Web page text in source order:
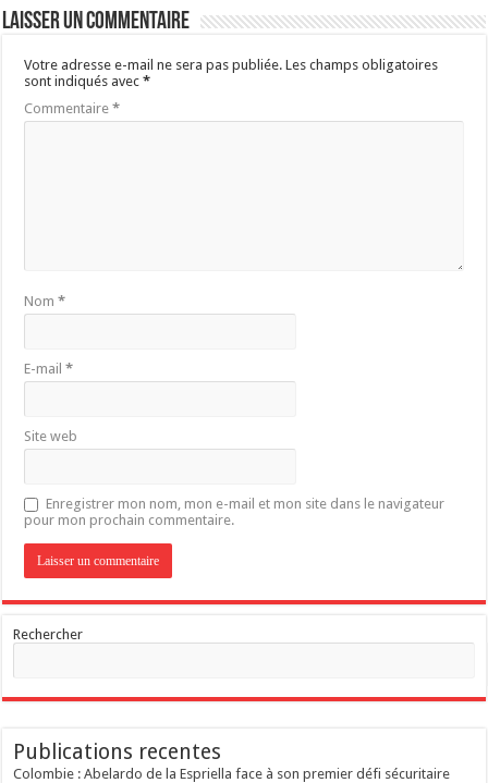
Laisser un commentaire
Votre adresse e-mail ne sera pas publiée. Les champs obligatoires
sont indiqués avec*
Commentaire*
Nom*
E-mail*
Site web
Enregistrer mon nom, mon e-mail et mon site dans le navigateur
pour mon prochain commentaire.
Rechercher
Publications recentes
Colombie : Abelardo de la Espriella face à son premier défi sécuritaire